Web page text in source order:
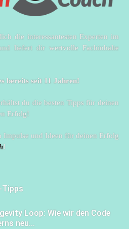
die interessantesten Experten im
liefert dir wertvolle Fachinhalte
bereits seit 11 Jahren!
du die besten Tipps für deinen
Erfolg!
Impulse und Ideen für deinen Erfolg
!
Loop: Wie wir den Code
neu...